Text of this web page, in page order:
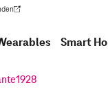
neuen Tab geöffnet)
Smart